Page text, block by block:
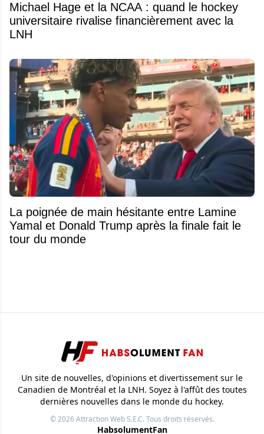
Michael Hage et la NCAA : quand le hockey
universitaire rivalise financièrement avec la
LNH
La poignée de main hésitante entre Lamine
Yamal et Donald Trump après la finale fait le
tour du monde
Un site de nouvelles, d'opinions et divertissement sur le
Canadien de Montréal et la LNH. Soyez à l'affût des toutes
dernières nouvelles dans le monde du hockey.
© 2026Attraction Web S.E.C.Tous droits réservés.
HabsolumentFan